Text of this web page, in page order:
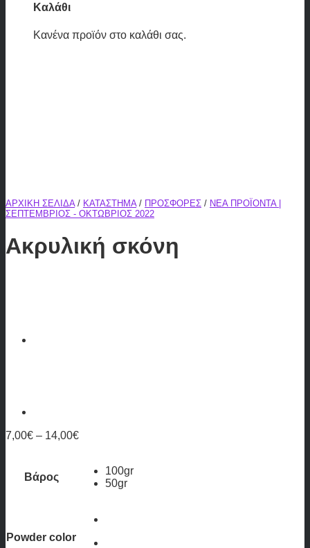
Καλάθι
Κανένα προϊόν στο καλάθι σας.
ΑΡΧΙΚΉ ΣΕΛΊΔΑ / ΚΑΤΆΣΤΗΜΑ / ΠΡΟΣΦΟΡΈΣ / ΝΈΑ ΠΡΟΪΌΝΤΑ |
ΣΕΠΤΈΜΒΡΙΟΣ - ΟΚΤΏΒΡΙΟΣ 2022
Ακρυλική σκόνη
7,00€ – 14,00€
Βάρος
100gr
50gr
Powder color